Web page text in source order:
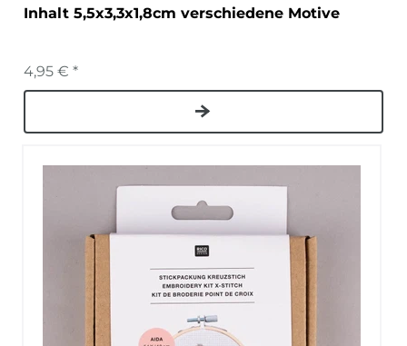
Inhalt 5,5x3,3x1,8cm verschiedene Motive
4,95 € *